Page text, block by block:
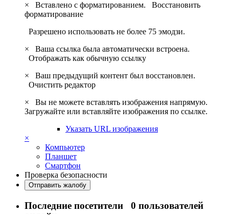
×
Вставлено с форматированием. Восстановить
форматирование
Разрешено использовать не более 75 эмодзи.
×
Ваша ссылка была автоматически встроена.
Отображать как обычную ссылку
×
Ваш предыдущий контент был восстановлен.
Очистить редактор
×
Вы не можете вставлять изображения напрямую.
Загружайте или вставляйте изображения по ссылке.
Указать URL изображения
×
Компьютер
Планшет
Смартфон
Проверка безопасности
Отправить жалобу
Последние посетители 0 пользователей